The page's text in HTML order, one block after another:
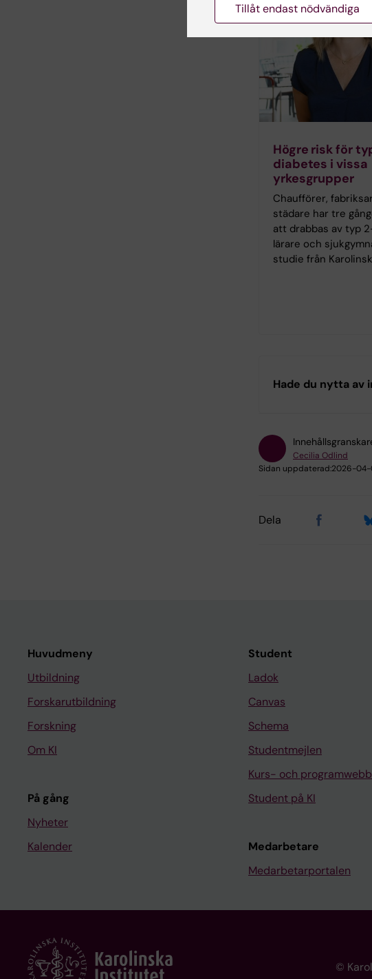
Högre risk för
diabetes i vissa
yrkesgrupper
Chaufförer,
städare har tre
att drabbas av typ
lärare och
studie från
Hade du nytta av
Cecilia Odlind
Sidan uppdaterad:2026-
Dela
Huvudmeny
Utbildning
Forskarutbildning
Forskning
Om KI
På gång
Nyheter
Kalender
Student
Ladok
Canvas
Schema
Studentmejlen
Kurs- och
Student på KI
Medarbetare
Medarbetarportalen
©
Tillåt endast nödvändiga